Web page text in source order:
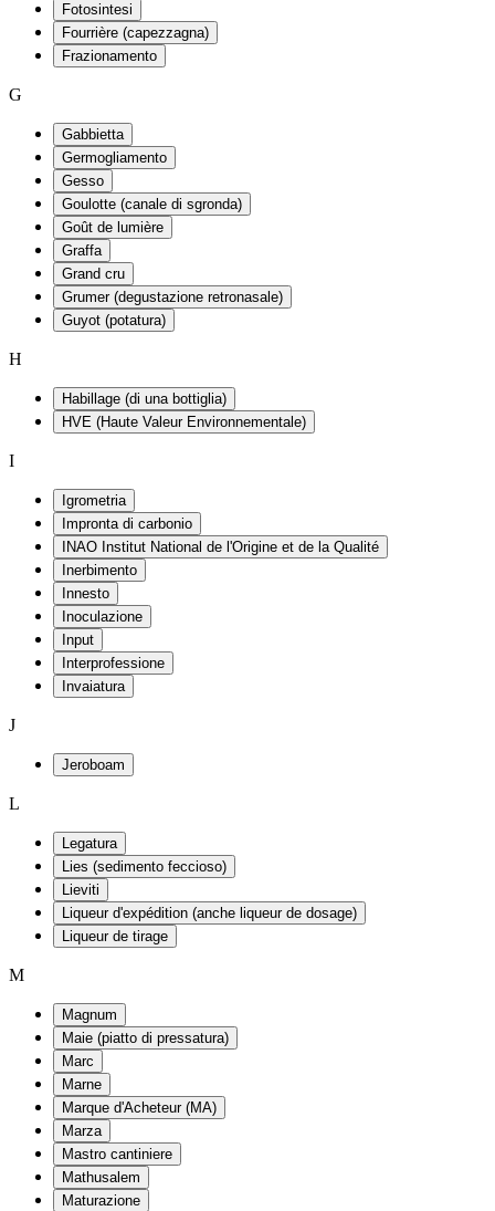
Fotosintesi
Fourrière (capezzagna)
Frazionamento
G
Gabbietta
Germogliamento
Gesso
Goulotte (canale di sgronda)
Goût de lumière
Graffa
Grand cru
Grumer (degustazione retronasale)
Guyot (potatura)
H
Habillage (di una bottiglia)
HVE (Haute Valeur Environnementale)
I
Igrometria
Impronta di carbonio
INAO Institut National de l'Origine et de la Qualité
Inerbimento
Innesto
Inoculazione
Input
Interprofessione
Invaiatura
J
Jeroboam
L
Legatura
Lies (sedimento feccioso)
Lieviti
Liqueur d'expédition (anche liqueur de dosage)
Liqueur de tirage
M
Magnum
Maie (piatto di pressatura)
Marc
Marne
Marque d'Acheteur (MA)
Marza
Mastro cantiniere
Mathusalem
Maturazione